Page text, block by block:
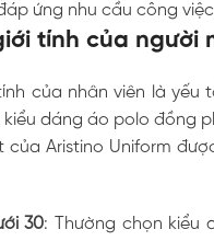
ứng nhu cầu công
tính của người
của nhân viên là yếu
dáng áo polo đồng
của Aristino Uniform
30: Thường chọn kiểu